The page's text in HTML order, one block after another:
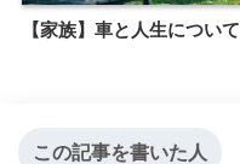
【家族】車と人生について
この記事を書いた人